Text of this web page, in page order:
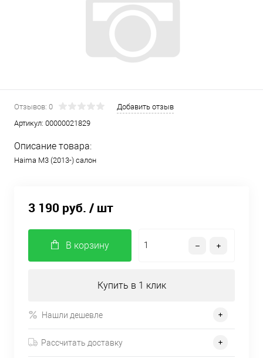
Отзывов: 0
Добавить отзыв
Артикул: 00000021829
Описание товара:
Haima M3 (2013-) салон
3 190 руб. / шт
В корзину
Купить в 1 клик
Нашли дешевле
Рассчитать доставку